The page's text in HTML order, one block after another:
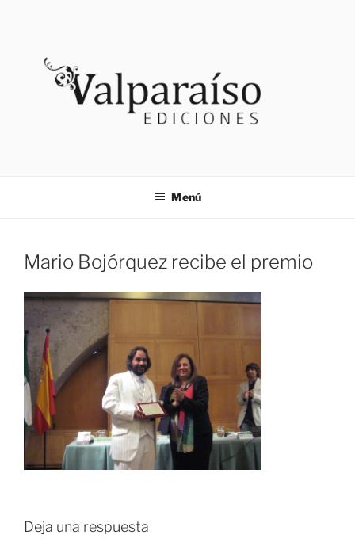
VALPARAISO EDICIONES
Menú
Mario Bojórquez recibe el premio
Deja una respuesta